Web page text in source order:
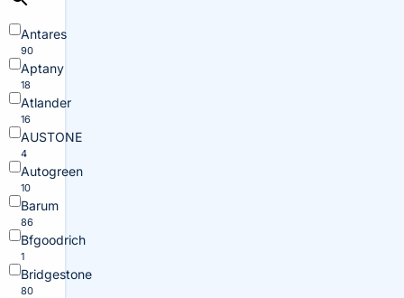
Antares
90
Aptany
18
Atlander
16
AUSTONE
4
Autogreen
10
Barum
86
Bfgoodrich
1
Bridgestone
80